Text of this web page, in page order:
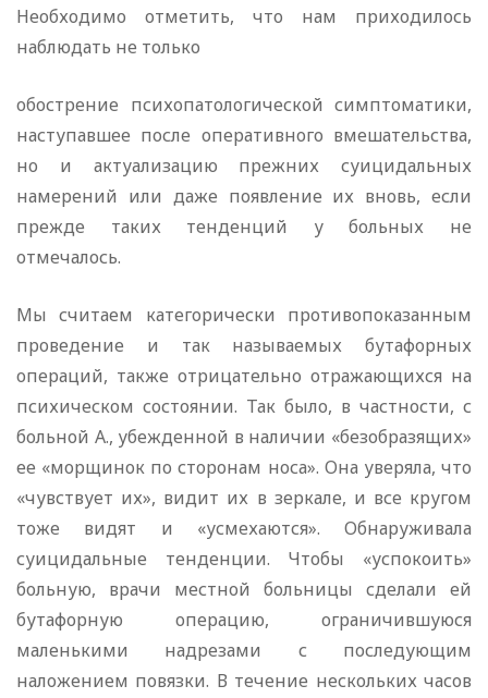
Необходимо отметить, что нам приходилось
наблюдать не только
обострение психопатологической симптоматики,
наступавшее после оперативного вмешательства,
но и актуализацию прежних суицидальных
намерений или даже появление их вновь, если
прежде таких тенденций у больных не
отмечалось.
Мы считаем категорически противопоказанным
проведение и так называемых бутафорных
операций, также отрицательно отражающихся на
психическом состоянии. Так было, в частности, с
больной А., убежденной в наличии «безобразящих»
ее «морщинок по сторонам носа». Она уверяла, что
«чувствует их», видит их в зеркале, и все кругом
тоже видят и «усмехаются». Обнаруживала
суицидальные тенденции. Чтобы «успокоить»
больную, врачи местной больницы сделали ей
бутафорную операцию, ограничившуюся
маленькими надрезами с последующим
наложением повязки. В течение нескольких часов